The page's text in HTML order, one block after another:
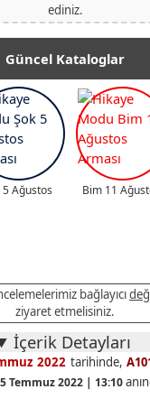
ediniz.
Güncel Kataloglar
5 Ağustos Bim 11
bağlayıcı
ziyaret etmelisiniz.
İçerik Detayları
2022tarihinde,
Temmuz 2022 | 13:10